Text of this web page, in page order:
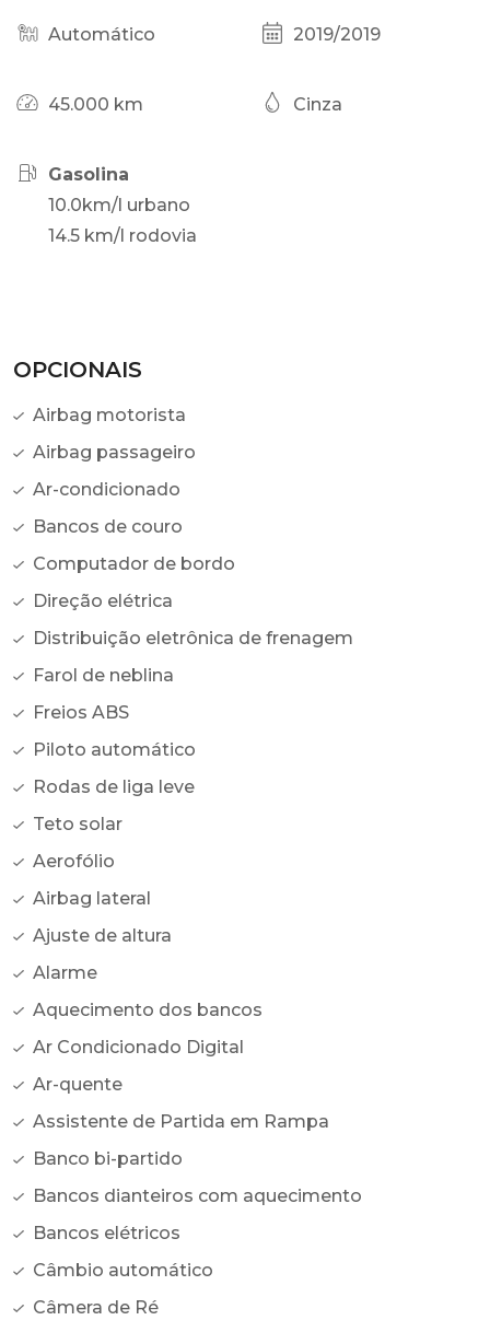
Automático 2019/2019
45.000 km Cinza
Gasolina
10.0km/l urbano
14.5 km/l rodovia
OPCIONAIS
Airbag motorista
Airbag passageiro
Ar-condicionado
Bancos de couro
Computador de bordo
Direção elétrica
Distribuição eletrônica de frenagem
Farol de neblina
Freios ABS
Piloto automático
Rodas de liga leve
Teto solar
Aerofólio
Airbag lateral
Ajuste de altura
Alarme
Aquecimento dos bancos
Ar Condicionado Digital
Ar-quente
Assistente de Partida em Rampa
Banco bi-partido
Bancos dianteiros com aquecimento
Bancos elétricos
Câmbio automático
Câmera de Ré